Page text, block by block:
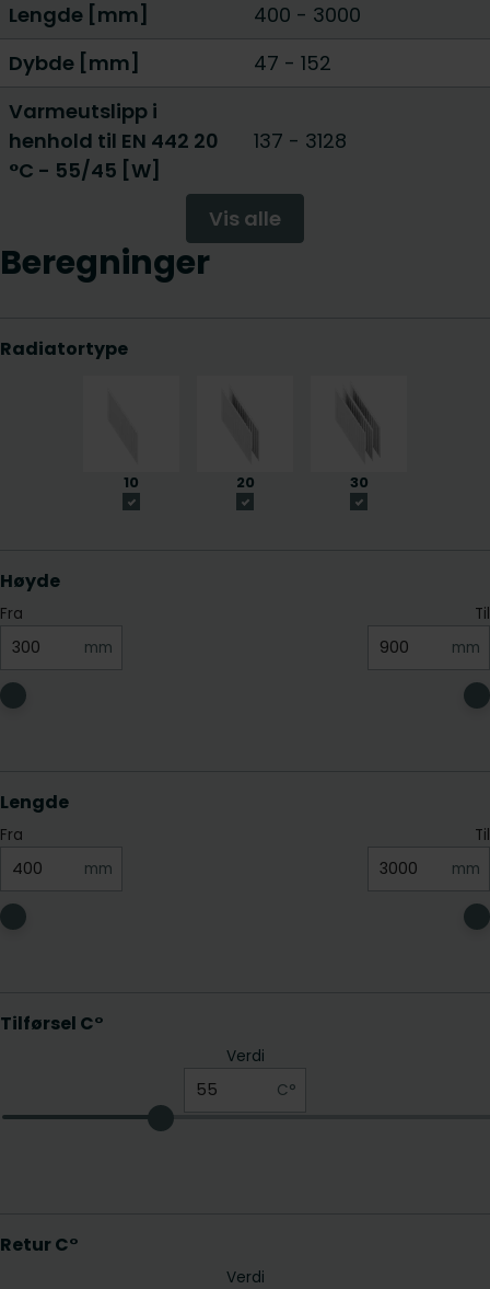
Lengde [mm]
400 - 3000
Dybde [mm]
47 - 152
Varmeutslipp i
henhold til EN 442 20
°C - 55/45 [W]
137 - 3128
Vis alle
Beregninger